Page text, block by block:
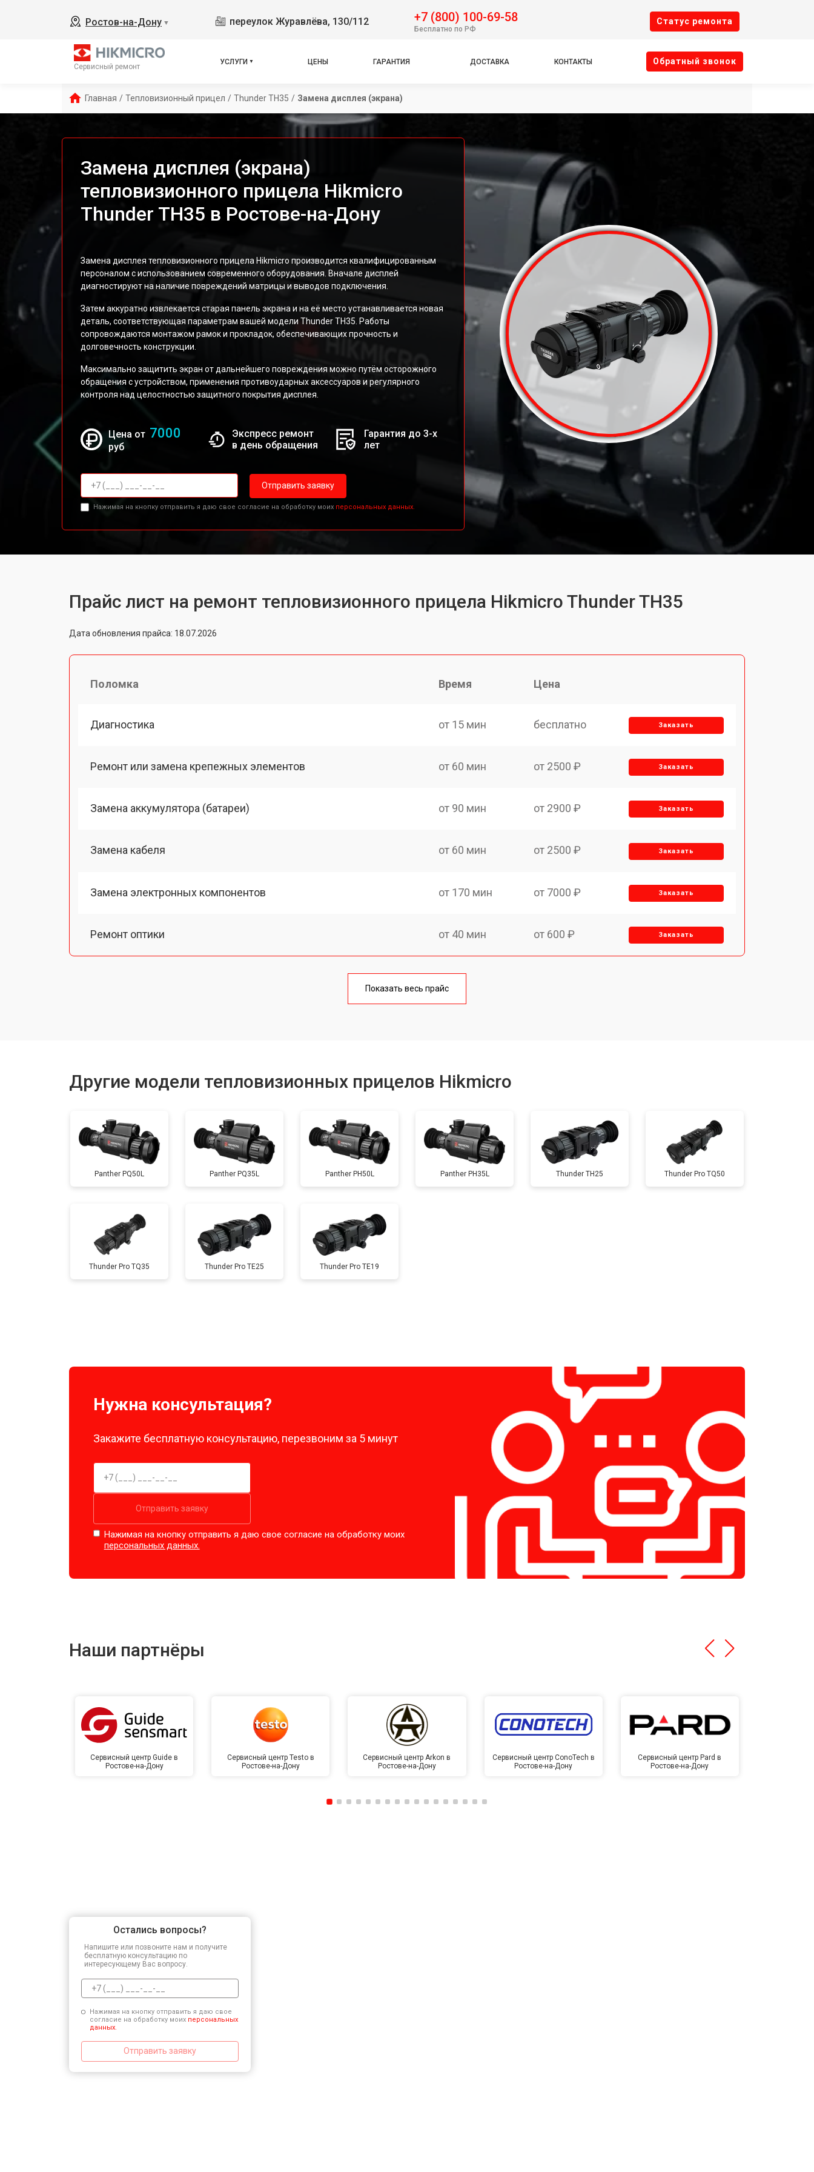
Ростов-на-Дону ▼ переулок Журавлёва, 130/112 +7 (800) 100-69-58
Бесплатно по РФ
Cтатус ремонта
Сервисный ремонт
УСЛУГИ ЦЕНЫ ГАРАНТИЯ ДОСТАВКА КОНТАКТЫ Oбратный звонок
Главная / Тепловизионный прицел / Thunder TH35 / Замена дисплея (экрана)
Замена дисплея (экрана)
тепловизионного прицела Hikmicro
Thunder TH35 в Ростове-на-Дону
Замена дисплея тепловизионного прицела Hikmicro производится квалифицированным
персоналом с использованием современного оборудования. Вначале дисплей
диагностируют на наличие повреждений матрицы и выводов подключения.
Затем аккуратно извлекается старая панель экрана и на её место устанавливается новая
деталь, соответствующая параметрам вашей модели Thunder TH35. Работы
сопровождаются монтажом рамок и прокладок, обеспечивающих прочность и
долговечность конструкции.
Максимально защитить экран от дальнейшего повреждения можно путём осторожного
обращения с устройством, применения противоударных аксессуаров и регулярного
контроля над целостностью защитного покрытия дисплея.
Цена от 7000
руб
Экспресс ремонт
в день обращения
Гарантия до 3-х
лет
Отправить заявку
Нажимая на кнопку отправить я даю свое согласие на обработку моих персональных данных.
Прайс лист на ремонт тепловизионного прицела Hikmicro Thunder TH35
Дата обновления прайса: 18.07.2026
Поломка Время Цена
Диагностика от 15 мин бесплатно Заказать
Ремонт или замена крепежных элементов от 60 мин от 2500 ₽ Заказать
Замена аккумулятора (батареи) от 90 мин от 2900 ₽ Заказать
Замена кабеля от 60 мин от 2500 ₽ Заказать
Замена электронных компонентов от 170 мин от 7000 ₽ Заказать
Ремонт оптики от 40 мин от 600 ₽ Заказать
от 170 мин
Показать весь прайс
Другие модели тепловизионных прицелов Hikmicro
Panther PQ50L Panther PQ35L Panther PH50L Panther PH35L Thunder TH25 Thunder Pro TQ50
Thunder Pro TQ35 Thunder Pro TE25 Thunder Pro TE19
Нужна консультация?
Закажите бесплатную консультацию, перезвоним за 5 минут
Отправить заявку
Нажимая на кнопку отправить я даю свое согласие на обработку моих
персональных данных.
Наши партнёры
Сервисный центр Guide в
Ростове-на-Дону
Сервисный центр Testo в
Ростове-на-Дону
Сервисный центр Arkon в
Ростове-на-Дону
Сервисный центр ConoTech в
Ростове-на-Дону
Сервисный центр Pard в
Ростове-на-Дону
Остались вопросы?
Напишите или позвоните нам и получите
бесплатную консультацию по
интересующему Вас вопросу.
Нажимая на кнопку отправить я даю свое
согласие на обработку моих персональных
данных.
Отправить заявку